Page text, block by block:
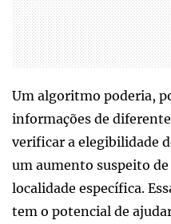
Um algoritmo poderia,
informações de
verificar a elegibilidade
um aumento suspeito
localidade específica.
tem o potencial de